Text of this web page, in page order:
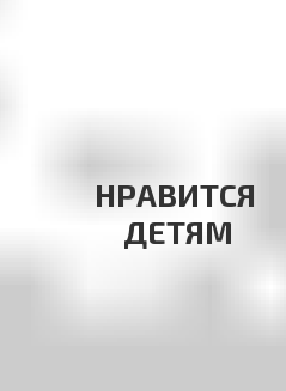
НРАВИТСЯ
ДЕТЯМ